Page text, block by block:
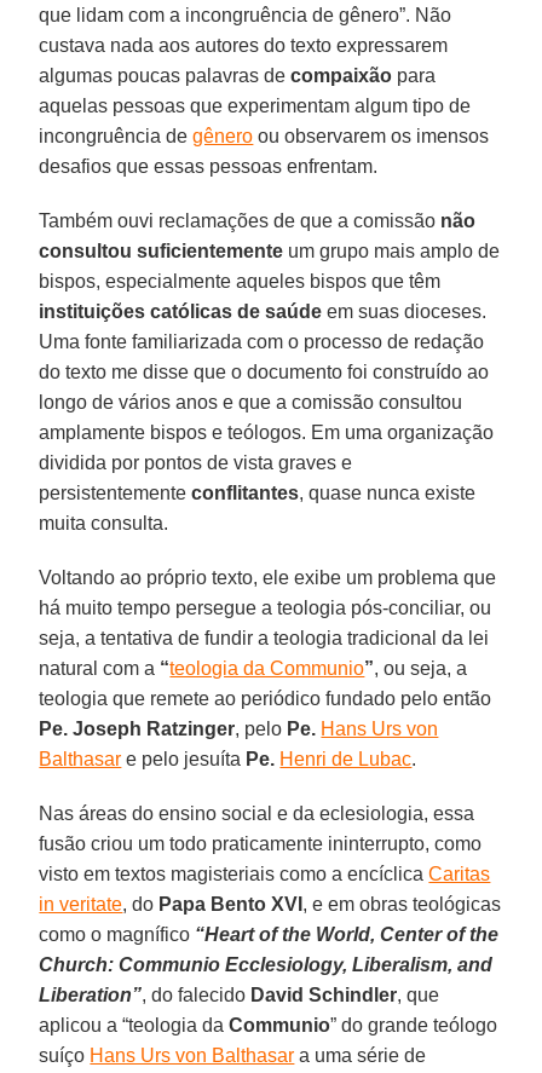
que lidam com a incongruência de gênero”. Não
custava nada aos autores do texto expressarem
algumas poucas palavras decompaixão para
aquelas pessoas que experimentam algum tipo de
incongruência degênero ou observarem os imensos
desafios que essas pessoas enfrentam.
Também ouvi reclamações de que a comissão não
consultou suficientemente um grupo mais amplo de
bispos, especialmente aqueles bispos que têm
instituições católicas de saúde em suas dioceses.
Uma fonte familiarizada com o processo de redação
do texto me disse que o documento foi construído ao
longo de vários anos e que a comissão consultou
amplamente bispos e teólogos. Em uma organização
dividida por pontos de vista graves e
persistentementeconflitantes, quase nunca existe
muita consulta.
Voltando ao próprio texto, ele exibe um problema que
há muito tempo persegue a teologia pós-conciliar, ou
seja, a tentativa de fundir a teologia tradicional da lei
natural com a “teologia da Communio”, ou seja, a
teologia que remete ao periódico fundado pelo então
Pe. Joseph Ratzinger, pelo Pe. Hans Urs von
Balthasar e pelo jesuíta Pe. Henri de Lubac.
Nas áreas do ensino social e da eclesiologia, essa
fusão criou um todo praticamente ininterrupto, como
visto em textos magisteriais como a encíclicaCaritas
in veritate, do Papa Bento XVI , e em obras teológicas
como o magnífico “Heart of the World, Center of the
Church: Communio Ecclesiology, Liberalism, and
Liberation”, do falecido David Schindler, que
aplicou a “teologia daCommunio” do grande teólogo
suíço Hans Urs von Balthasar a uma série de